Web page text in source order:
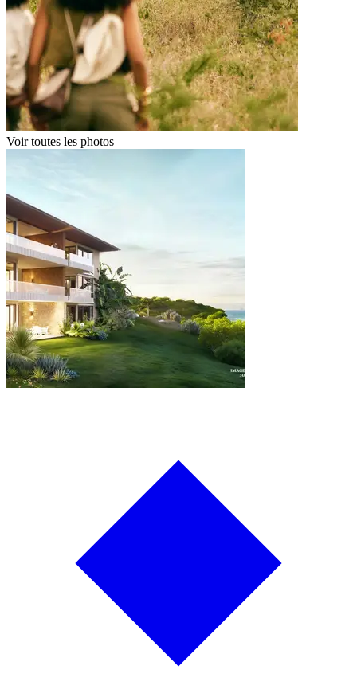
Voir toutes les photos